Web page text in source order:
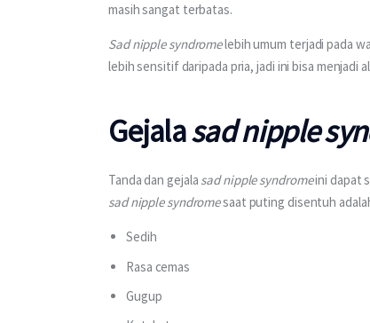
masih sangat terbatas.
Sad nipple syndrome lebih umum terjadi pada
lebih sensitif daripada pria, jadi ini bisa menjadi
Gejalasad nipple
Tanda dan gejala sad nipple syndrome ini dapat
sad nipple syndrome saat puting disentuh
Sedih
Rasa cemas
Gugup